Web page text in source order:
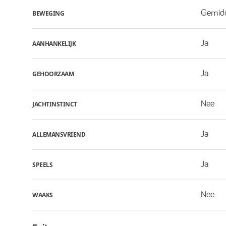
BEWEGING
AANHANKELIJK Ja
GEHOORZAAM Ja
JACHTINSTINCT Nee
ALLEMANSVRIEND Ja
SPEELS Ja
WAAKS Nee